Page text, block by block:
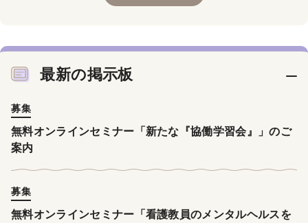
最新の掲示板
募集
無料オンラインセミナー「新たな『協働学習会』」のご
案内
募集
無料オンラインセミナー「看護教員のメンタルヘルスを